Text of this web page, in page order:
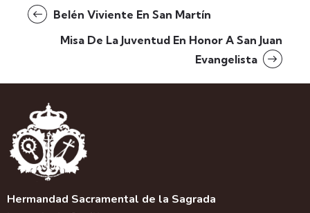
Belén Viviente En San Martín
Misa De La Juventud En Honor A San Juan
Evangelista
Hermandad Sacramental de la Sagrada